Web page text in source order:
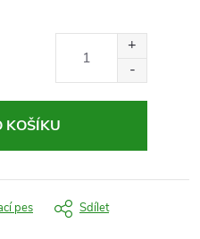
KOŠÍKU
pes Sdílet